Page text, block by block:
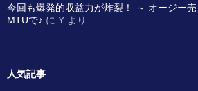
今回も爆発的収益力が炸裂！ ～ オージー
MTUで♪ に Y より
人気記事